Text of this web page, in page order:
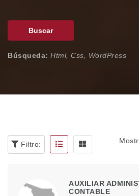
Buscar
Búsqueda: Html, Css, WordPress
Filtro:
AUXILIAR
CONTABLE